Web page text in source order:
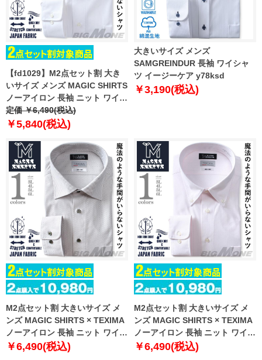
【fd1029】M2点セット割 大き
いサイズ メンズ MAGIC SHIRTS
ノーアイロン 長袖 ニット ワイシ
ャツ ボタンダウン 吸水速乾 スト
レッチ 日本製生地使用 ewma99-
定価 ￥6,490(税込)
￥5,840(税込)
大きいサイズ メンズ
SAMGREINDUR 長袖 ワイシャ
ツ イージーケア y78ksd
￥3,190(税込)
M2点セット割 大きいサイズ メ
ンズ MAGIC SHIRTS × TEXIMA
ノーアイロン 長袖 ニット ワイシ
ャツ セミワイド 吸水速乾 ストレ
￥6,490(税込)
M2点セット割 大きいサイズ メ
ンズ MAGIC SHIRTS × TEXIMA
ノーアイロン 長袖 ニット ワイシ
ャツ ボタンダウン 吸水速乾 スト
￥6,490(税込)